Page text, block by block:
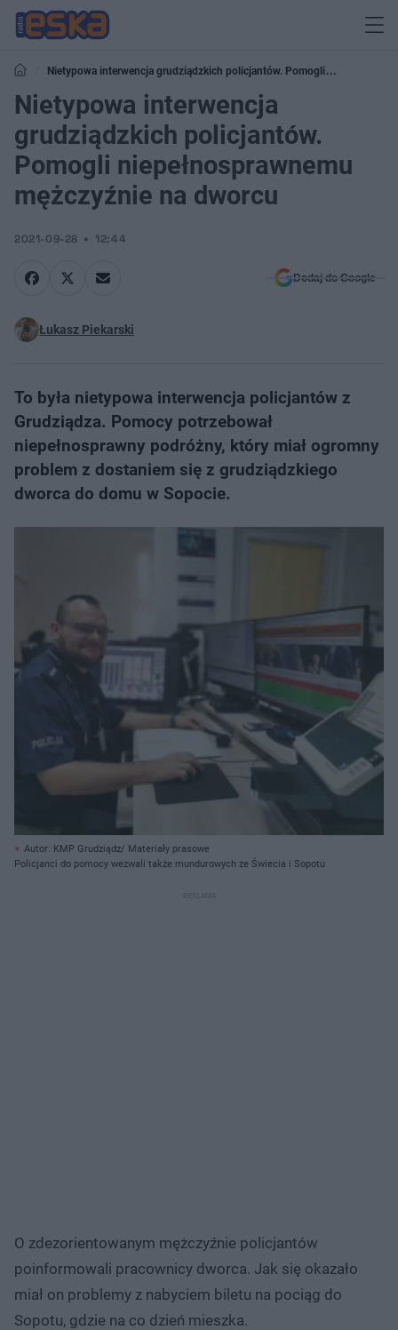
Nietypowa interwencja grudziądzkich policjantów. Pomogli
niepełnosprawnemu mężczyźnie na dworcu
Nietypowa interwencja
grudziądzkich policjantów.
Pomogli niepełnosprawnemu
mężczyźnie na dworcu
2021-09-28 12:44
Dodaj do Google
Łukasz Piekarski
To była nietypowa interwencja policjantów z
Grudziądza. Pomocy potrzebował
niepełnosprawny podróżny, który miał ogromny
problem z dostaniem się z grudziądzkiego
dworca do domu w Sopocie.
Autor: KMP Grudziądz/ Materiały prasowe
Policjanci do pomocy wezwali także mundurowych ze Świecia i Sopotu
O zdezorientowanym mężczyźnie policjantów
poinformowali pracownicy dworca. Jak się okazało
miał on problemy z nabyciem biletu na pociąg do
Sopotu, gdzie na co dzień mieszka.